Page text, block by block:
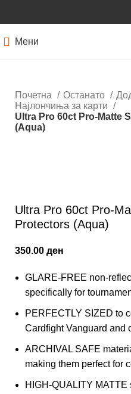
Мени
Почетна Останато
Најлончиња за карти
Ultra Pro 60ct Pro-Matte
(Aqua)
Ultra Pro 60ct Pro-
Protectors (Aqua)
350.00 ден
GLARE-FREE non-
specifically for
PERFECTLY SIZED to
Cardfight Vanguard and
ARCHIVAL SAFE
making them perfect for
HIGH-QUALITY MATTE